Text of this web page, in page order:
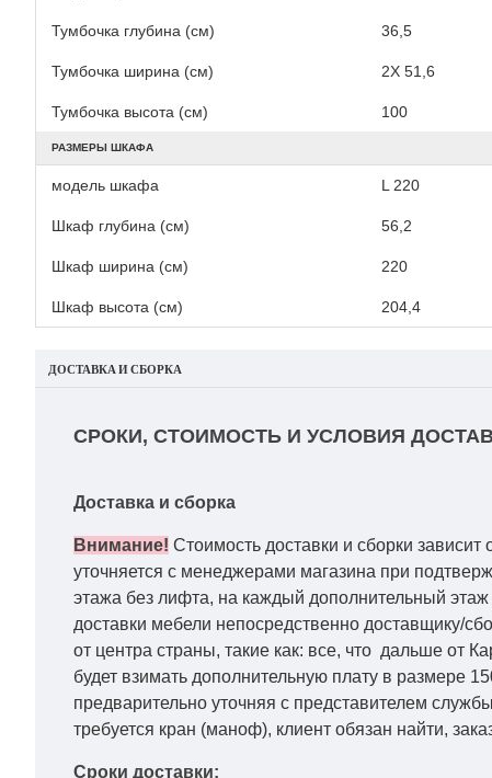
Тумбочка глубина (см) 36,5
Тумбочка ширина (см) 2X 51,6
Тумбочка высота (см) 100
РАЗМЕРЫ ШКАФА
модель шкафа L 220
Шкаф глубина (см) 56,2
Шкаф ширина (см) 220
Шкаф высота (см) 204,4
ДОСТАВКА И СБОРКА
СРОКИ, СТОИМОСТЬ И УСЛОВИЯ
Доставка и сборка
Внимание! Стоимость доставки и сборки
уточняется с менеджерами магазина при
этажа без лифта, на каждый дополнительный
доставки мебели непосредственно доставщику/
от центра страны, такие как: все, что дальше от
будет взимать дополнительную плату в размере
предварительно уточняя с представителем
требуется кран (маноф), клиент обязан найти,
Сроки доставки: